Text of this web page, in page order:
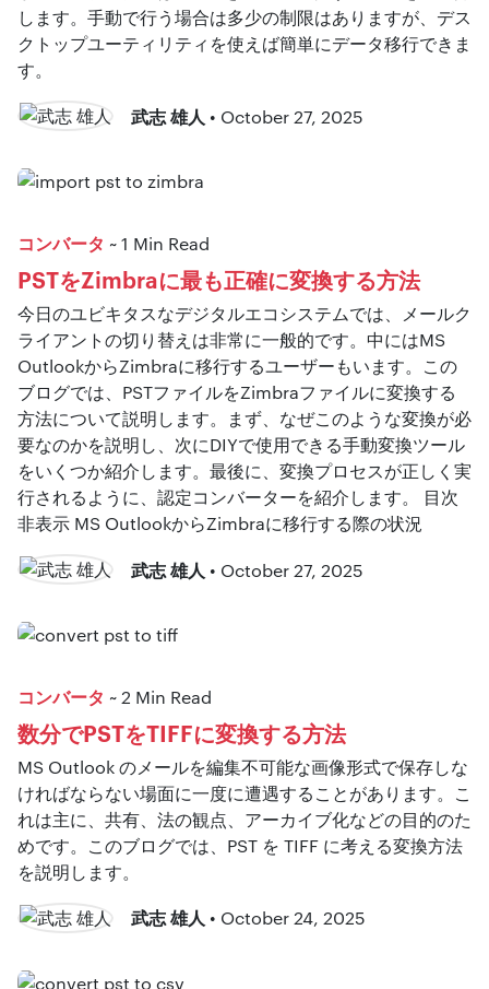
します。手動で行う場合は多少の制限はありますが、デス
クトップユーティリティを使えば簡単にデータ移行できま
す。
武志 雄人 • October 27, 2025
コンバータ ~ 1 Min Read
PSTをZimbraに最も正確に変換する方法
今日のユビキタスなデジタルエコシステムでは、メールク
ライアントの切り替えは非常に一般的です。中にはMS
OutlookからZimbraに移行するユーザーもいます。この
ブログでは、PSTファイルをZimbraファイルに変換する
方法について説明します。まず、なぜこのような変換が必
要なのかを説明し、次にDIYで使用できる手動変換ツール
をいくつか紹介します。最後に、変換プロセスが正しく実
行されるように、認定コンバーターを紹介します。 目次
非表示 MS OutlookからZimbraに移行する際の状況
武志 雄人 • October 27, 2025
コンバータ ~ 2 Min Read
数分でPSTをTIFFに変換する方法
MS Outlook のメールを編集不可能な画像形式で保存しな
ければならない場面に一度に遭遇することがあります。こ
れは主に、共有、法の観点、アーカイブ化などの目的のた
めです。このブログでは、PST を TIFF に考える変換方法
を説明します。
武志 雄人 • October 24, 2025